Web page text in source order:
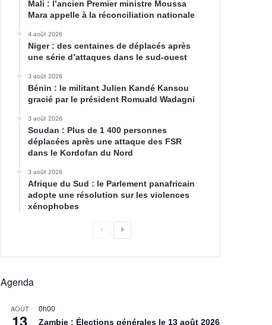
Mali : l’ancien Premier ministre Moussa
Mara appelle à la réconciliation nationale
4 août 2026
Niger : des centaines de déplacés après
une série d’attaques dans le sud-ouest
3 août 2026
Bénin : le militant Julien Kandé Kansou
gracié par le président Romuald Wadagni
3 août 2026
Soudan : Plus de 1 400 personnes
déplacées après une attaque des FSR
dans le Kordofan du Nord
3 août 2026
Afrique du Sud : le Parlement panafricain
adopte une résolution sur les violences
xénophobes
Agenda
AOÛT 0h00
Zambie : Élections générales le 13 août 2026